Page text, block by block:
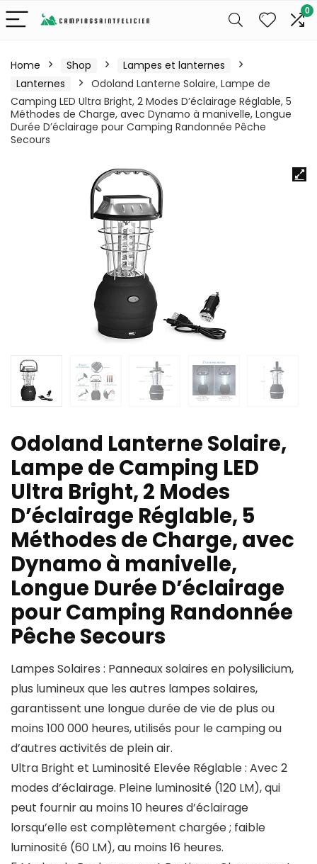
0
Home Shop
Lampes et lanternes
Lanternes
Odoland Lanterne Solaire, Lampe de
Camping LED Ultra Bright, 2 Modes D’éclairage Réglable, 5
Méthodes de Charge, avec Dynamo à manivelle, Longue
Durée D’éclairage pour Camping Randonnée Pêche
Secours
Odoland Lanterne Solaire,
Lampe de Camping LED
Ultra Bright, 2 Modes
D’éclairage Réglable, 5
Méthodes de Charge, avec
Dynamo à manivelle,
Longue Durée D’éclairage
pour Camping Randonnée
Pêche Secours
Lampes Solaires : Panneaux solaires en polysilicium,
plus lumineux que les autres lampes solaires,
garantissent une longue durée de vie de plus ou
moins 100 000 heures, utilisés pour le camping ou
d’autres activités de plein air.
Ultra Bright et Luminosité Elevée Réglable : Avec 2
modes d’éclairage. Pleine luminosité (120 LM), qui
peut fournir au moins 10 heures d’éclairage
lorsqu’elle est complètement chargée ; faible
luminosité (60 LM), au moins 16 heures.